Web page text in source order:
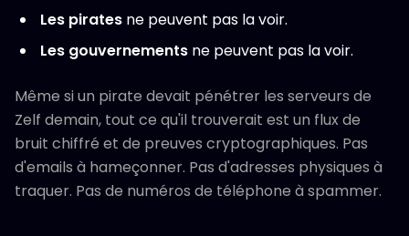
Les pirates ne peuvent pas la voir.
Les gouvernements ne peuvent pas la voir.
Même si un pirate devait pénétrer les serveurs de
Zelf demain, tout ce qu'il trouverait est un flux de
bruit chiffré et de preuves cryptographiques. Pas
d'emails à hameçonner. Pas d'adresses physiques à
traquer. Pas de numéros de téléphone à spammer.